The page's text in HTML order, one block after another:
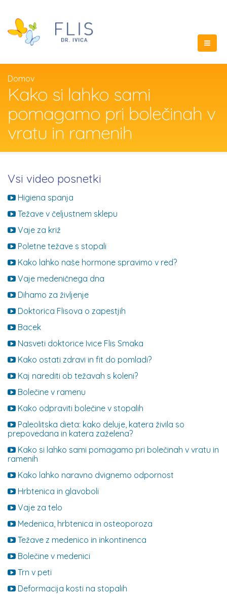
Domov
Kako si lahko sami
pomagamo pri bolečinah v
vratu in ramenih
Vsi video posnetki
Higiena spanja
Težave v čeljustnem sklepu
Vaje za križ
Poletne težave s stopali
Kako lahko naše hormone spravimo v red?
Vaje medeničnega dna
Dihamo za življenje
Doktorica Flisova o zapestjih
Bacek
Nasveti doktorice Ivice Flis Smaka
Kako ostati zdravi in fit do pomladi?
Kaj narediti ob težavah s koleni?
Bolečine v ramenu
Kako odpraviti bolečine v stopalih
Paleolitska dieta: kako deluje, katera živila so
prepovedana in katera zaželena?
Kako si lahko sami pomagamo pri bolečinah v vratu in
ramenih
Kako lahko naravno dvignemo odpornost
Hrbtenica in glavoboli
Vaje za telo
Medenica, hrbtenica in osteoporoza
Težave z medenico in inkontinenca
Bolečine v medenici
Trn v peti
Deformacija kosti na stopalih